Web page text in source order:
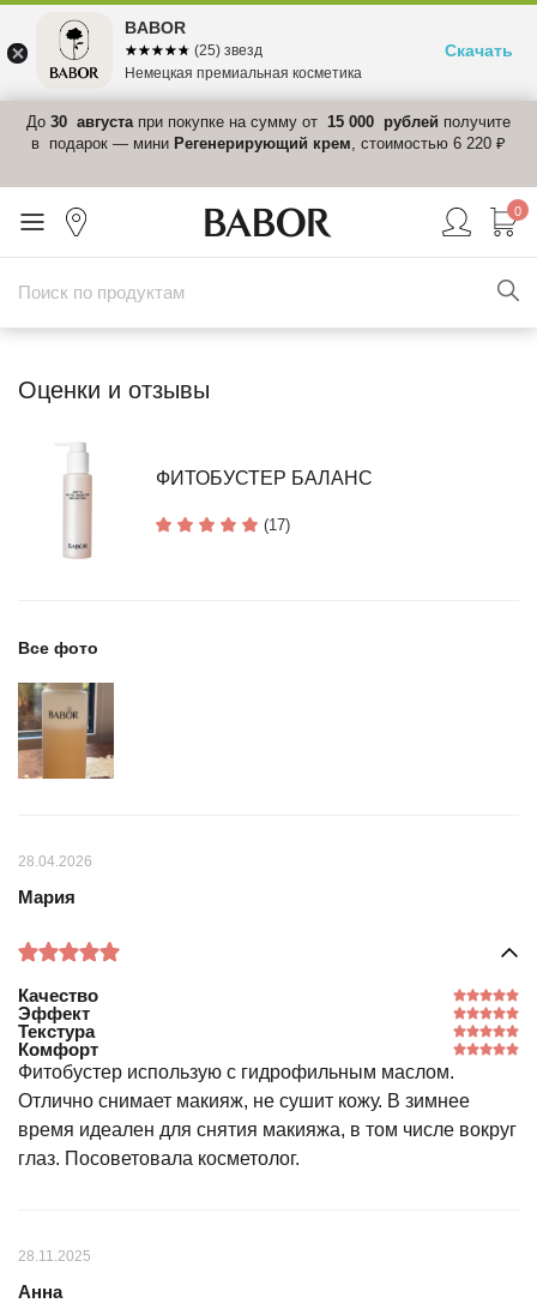
До 30 августапри покупке на сумму от 15 000 рублей получите
в подарок — мини Регенерирующий крем, стоимостью 6 220 ₽
0
Оценки и отзывы
ФИТОБУСТЕР БАЛАНС
(17)
Все фото
28.04.2026
Мария
Качество
Эффект
Текстура
Комфорт
Фитобустер использую с гидрофильным маслом.
Отлично снимает макияж, не сушит кожу. В зимнее
время идеален для снятия макияжа, в том числе вокруг
глаз. Посоветовала косметолог.
28.11.2025
Анна
BABOR
☆☆☆☆☆
★★★★★ (25) звезд
Немецкая премиальная косметика
Скачать